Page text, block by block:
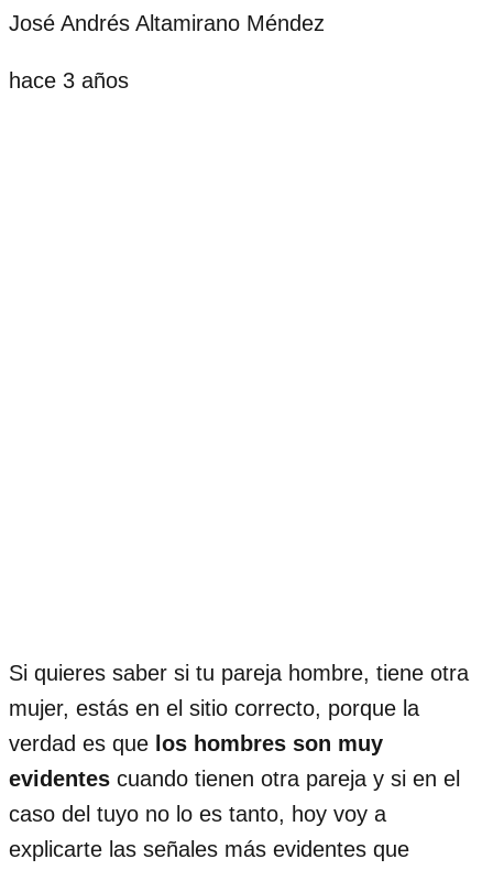
José Andrés Altamirano Méndez
hace 3 años
Si quieres saber si tu pareja hombre, tiene otra
mujer, estás en el sitio correcto, porque la
verdad es que los hombres son muy
evidentes cuando tienen otra pareja y si en el
caso del tuyo no lo es tanto, hoy voy a
explicarte las señales más evidentes que